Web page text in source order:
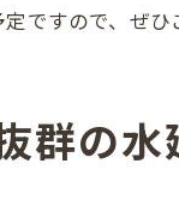
ですので、ぜひ
群の